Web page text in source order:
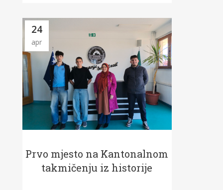
24
apr
Prvo mjesto na Kantonalnom
takmičenju iz historije